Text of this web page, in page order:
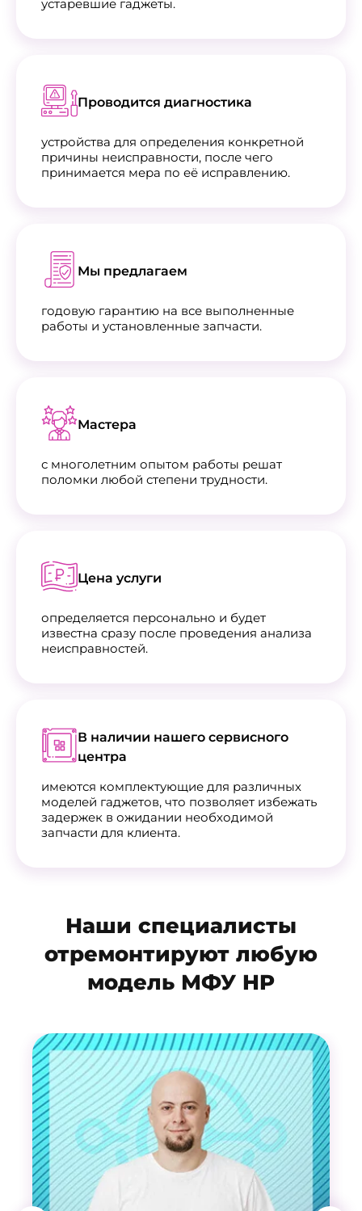
устаревшие гаджеты.
Проводится диагностика
устройства для определения конкретной
причины неисправности, после чего
принимается мера по её исправлению.
Мы предлагаем
годовую гарантию на все выполненные
работы и установленные запчасти.
Мастера
с многолетним опытом работы решат
поломки любой степени трудности.
Цена услуги
определяется персонально и будет
известна сразу после проведения анализа
неисправностей.
В наличии нашего сервисного
центра
имеются комплектующие для различных
моделей гаджетов, что позволяет избежать
задержек в ожидании необходимой
запчасти для клиента.
Наши специалисты
отремонтируют любую
модель МФУ HP